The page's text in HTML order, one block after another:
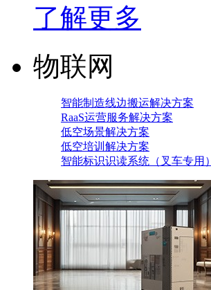
了解更多
物联网
智能制造线边搬运解决方案
RaaS运营服务解决方案
低空场景解决方案
低空培训解决方案
智能标识识读系统（叉车专用）